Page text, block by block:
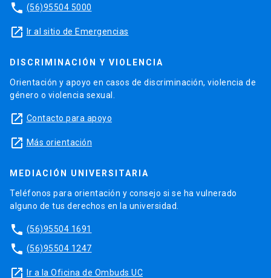
phone (56)95504 5000
launch Ir al sitio de Emergencias
DISCRIMINACIÓN Y VIOLENCIA
Orientación y apoyo en casos de discriminación, violencia de
género o violencia sexual.
launch Contacto para apoyo
launch Más orientación
MEDIACIÓN UNIVERSITARIA
Teléfonos para orientación y consejo si se ha vulnerado
alguno de tus derechos en la universidad.
phone (56)95504 1691
phone (56)95504 1247
launch Ir a la Oficina de Ombuds UC